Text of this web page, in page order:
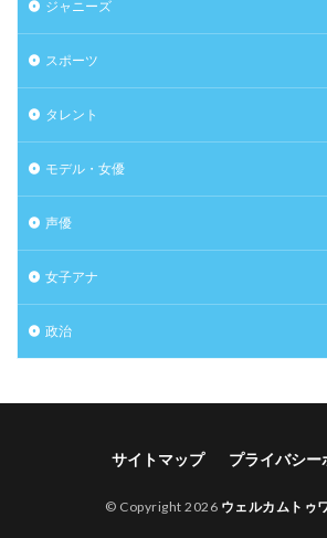
ジャニーズ
スポーツ
タレント
モデル・女優
声優
女子アナ
政治
サイトマップ プライバシー
© Copyright 2026 ウェルカムトゥ